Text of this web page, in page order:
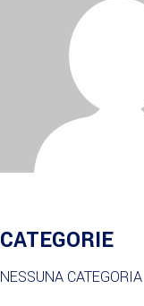
CATEGORIE
NESSUNA CATEGORIA